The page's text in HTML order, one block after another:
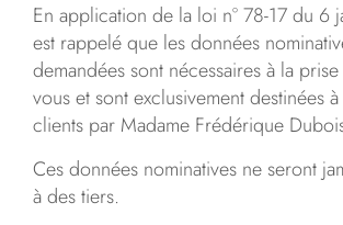
En application de la loi n° 78-17 du 6
est rappelé que les données
demandées sont nécessaires à la
vous et sont exclusivement destinées
clients par Madame Frédérique
Ces données nominatives ne seront
à des tiers.